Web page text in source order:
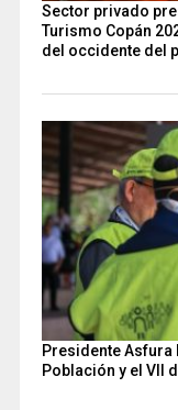
Sector privado
Turismo Copán
del occidente del
Presidente Asfura
Población y el VII